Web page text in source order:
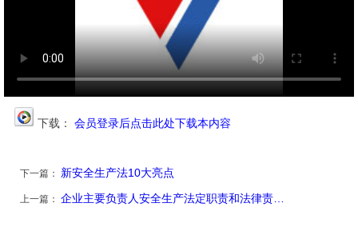
下载： 会员登录后点击此处下载本内容
下一篇： 新安全生产法10大亮点
上一篇： 企业主要负责人安全生产法定职责和法律责…